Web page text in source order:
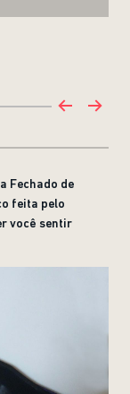
Fechado de
feita pelo
você sentir